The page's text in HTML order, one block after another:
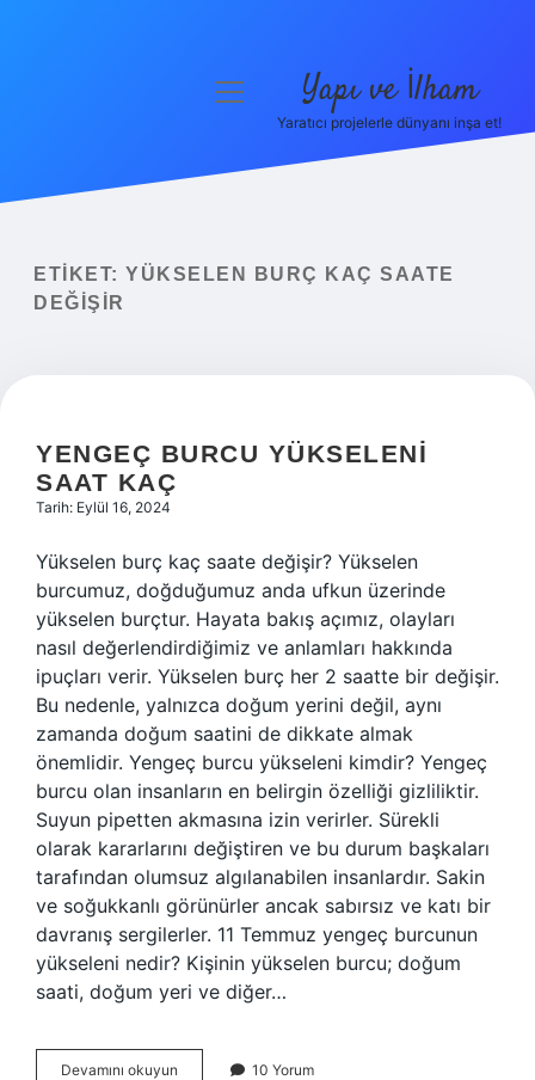
Yasal Uyarı
menüyü
Yapı ve İlham
Yaratıcı projelerle dünyanı inşa et!
ETIKET: YÜKSELEN BURÇ KAÇ SAATE
DEĞIŞIR
YENGEÇ BURCU YÜKSELENI
SAAT KAÇ
Tarih: Eylül 16, 2024
Yükselen burç kaç saate değişir? Yükselen
burcumuz, doğduğumuz anda ufkun üzerinde
yükselen burçtur. Hayata bakış açımız, olayları
nasıl değerlendirdiğimiz ve anlamları hakkında
ipuçları verir. Yükselen burç her 2 saatte bir değişir.
Bu nedenle, yalnızca doğum yerini değil, aynı
zamanda doğum saatini de dikkate almak
önemlidir. Yengeç burcu yükseleni kimdir? Yengeç
burcu olan insanların en belirgin özelliği gizliliktir.
Suyun pipetten akmasına izin verirler. Sürekli
olarak kararlarını değiştiren ve bu durum başkaları
tarafından olumsuz algılanabilen insanlardır. Sakin
ve soğukkanlı görünürler ancak sabırsız ve katı bir
davranış sergilerler. 11 Temmuz yengeç burcunun
yükseleni nedir? Kişinin yükselen burcu; doğum
saati, doğum yeri ve diğer…
Devamını okuyun 10 Yorum